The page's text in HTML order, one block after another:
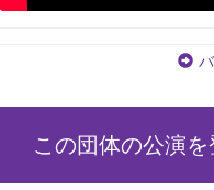
この団体の公演を